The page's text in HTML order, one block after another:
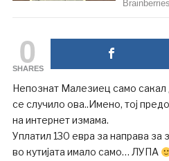
0
SHARES
Непознат Малезиец само сакал
се случило ова..Имено, тој
на интернет измама.
Уплатил 130 евра за направа за
во кутијата имало само… ЛУПА